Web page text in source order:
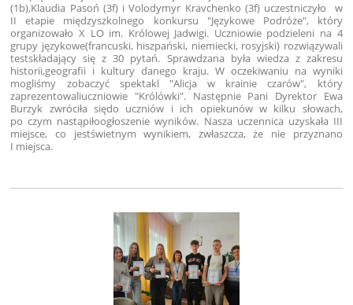
(1b),Klaudia Pasoń (3f) i Volodymyr Kravchenko (3f) uczestniczyło w
IIetapie międzyszkolnego konkursu "Językowe Podróże", który
organizowało X LO im. Królowej Jadwigi. Uczniowie podzieleni na 4
grupy językowe(francuski, hiszpański, niemiecki, rosyjski) rozwiązywali
testskładający się z 30 pytań. Sprawdzana była wiedza z zakresu
historii,geografii i kultury danego kraju. W oczekiwaniu na wyniki
mogliśmy zobaczyć spektakl "Alicja w krainie czarów", który
zaprezentowaliuczniowie "Królówki". Następnie Pani Dyrektor Ewa
Burzyk zwróciła siędo uczniów i ich opiekunów w kilku słowach,
po czym nastąpiłoogłoszenie wyników. Nasza uczennica uzyskała III
miejsce, co jestświetnym wynikiem, zwłaszcza, że nie przyznano
I miejsca.